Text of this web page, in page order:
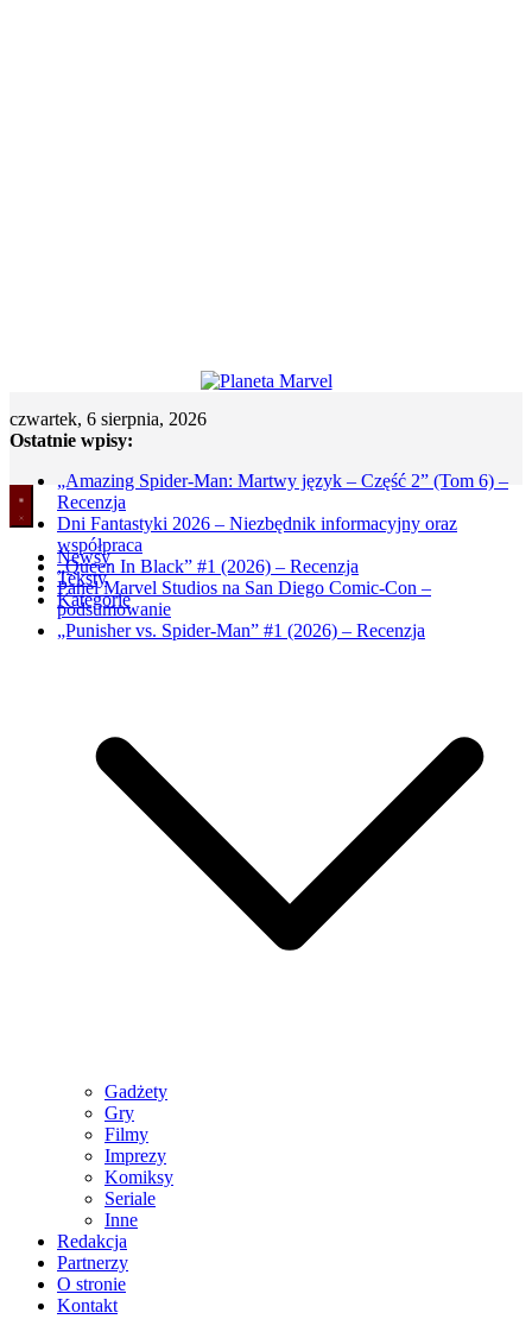
czwartek, 6 sierpnia, 2026
Ostatnie wpisy:
„Amazing Spider-Man: Martwy język – Część 2” (Tom 6) –
Recenzja
Dni Fantastyki 2026 – Niezbędnik informacyjny oraz
współpraca
„Queen In Black” #1 (2026) – Recenzja
Panel Marvel Studios na San Diego Comic-Con –
podsumowanie
„Punisher vs. Spider-Man” #1 (2026) – Recenzja
Newsy
Teksty
Kategorie
Gadżety
Gry
Filmy
Imprezy
Komiksy
Seriale
Inne
Redakcja
Partnerzy
O stronie
Kontakt